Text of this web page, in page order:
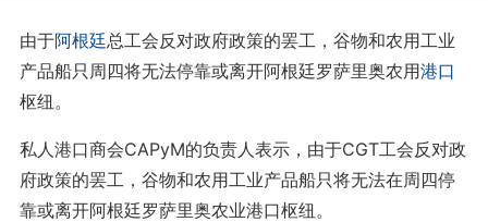
由于阿根廷总工会反对政府政策的罢工，谷物和农用工业
产品船只周四将无法停靠或离开阿根廷罗萨里奥农用港口
枢纽。
私人港口商会CAPyM的负责人表示，由于CGT工会反对政
府政策的罢工，谷物和农用工业产品船只将无法在周四停
靠或离开阿根廷罗萨里奥农业港口枢纽。